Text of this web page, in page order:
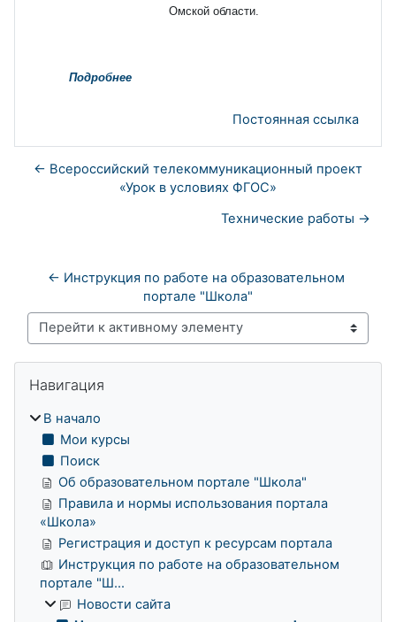
Омской области.
Подробнее
Постоянная ссылка
← Всероссийский телекоммуникационный проект
«Урок в условиях ФГОС»
Технические работы →
← Инструкция по работе на образовательном
портале "Школа"
Перейти к активному элементу
Блоки
Навигация
В начало
Мои курсы
Поиск
Об образовательном портале "Школа"
Правила и нормы использования портала
«Школа»
Регистрация и доступ к ресурсам портала
Инструкция по работе на образовательном
портале "Ш...
Новости сайта